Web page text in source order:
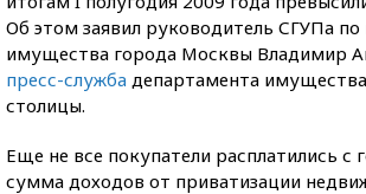
Об этом заявил руководитель СГУПа
имущества города Москвы Владимир
пресс-служба департамента
столицы.
Еще не все покупатели расплатились с
сумма доходов от приватизации